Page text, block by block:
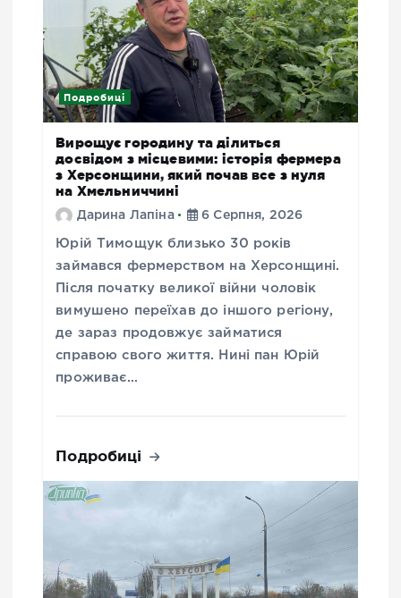
Подробиці
Вирощує городину та ділиться
досвідом з місцевими: історія фермера
з Херсонщини, який почав все з нуля
на Хмельниччині
Дарина Лапіна 6 Серпня, 2026
Юрій Тимощук близько 30 років
займався фермерством на Херсонщині.
Після початку великої війни чоловік
вимушено переїхав до іншого регіону,
де зараз продовжує займатися
справою свого життя. Нині пан Юрій
проживає…
Подробиці